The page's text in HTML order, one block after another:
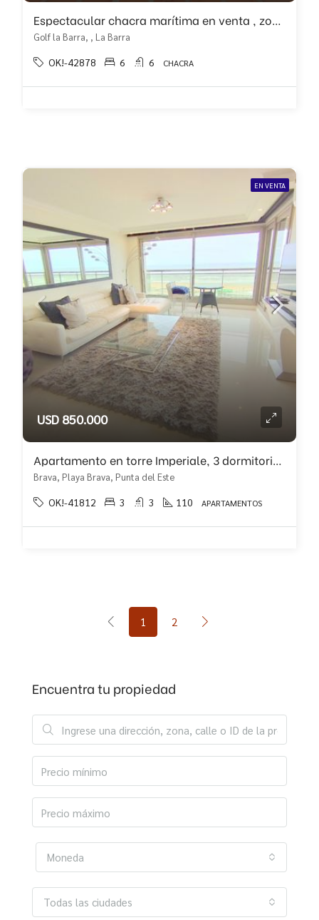
Espectacular chacra marítima en venta , zona Del Golf La Barra
Golf la Barra, , La Barra
OK!-42878 6 6 CHACRA
EN VENTA
USD 850.000
Apartamento en torre Imperiale, 3 dormitorios con vista!!
Brava, Playa Brava, Punta del Este
OK!-41812 3 3 110 APARTAMENTOS
1 2
Encuentra tu propiedad
Moneda
Todas las ciudades